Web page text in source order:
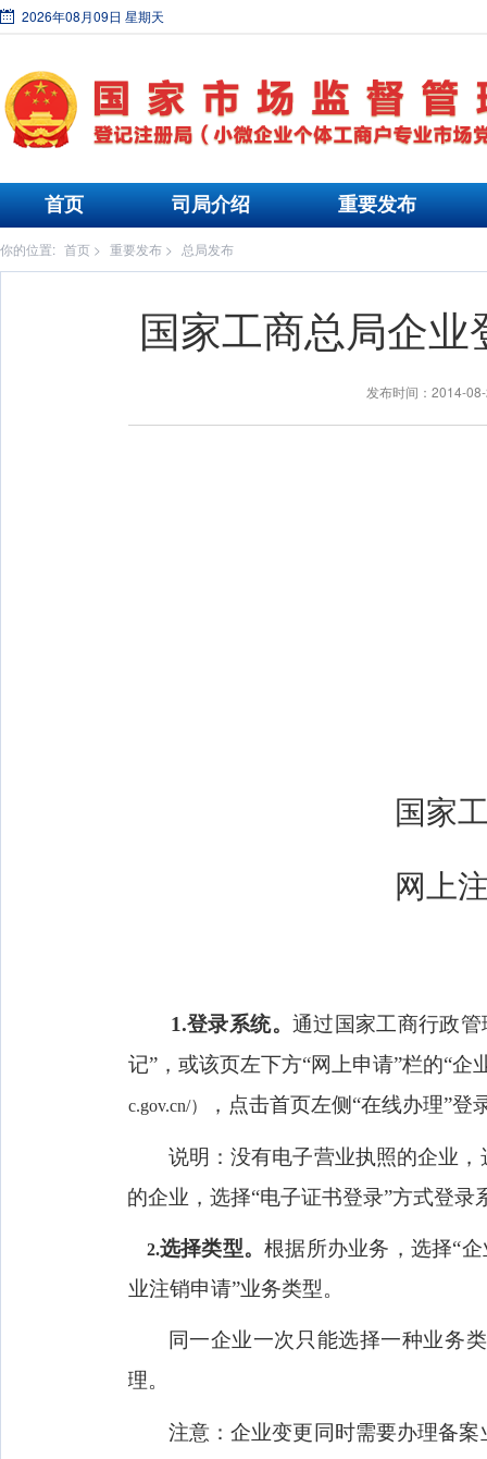
2026年08月09日 星期天
首页 司局介绍 重要发布
你的位置: 首页 > 重要发布 > 总局发布
国家工商总局企
发布时间：2014-
国家
网上
1.登录系统。 通过国家工商行政
记”，或该页左下方“网上申请”栏的“
c.gov.cn/） ，点击首页左侧“在线办理”登
说明：没有电子营业执照的企业
的企业，选择“电子证书登录”方式登录
2.选择类型。根据所办业务，选择“
业注销申请”业务类型。
同一企业一次只能选择一种业务
理。
注意：企业变更同时需要办理备